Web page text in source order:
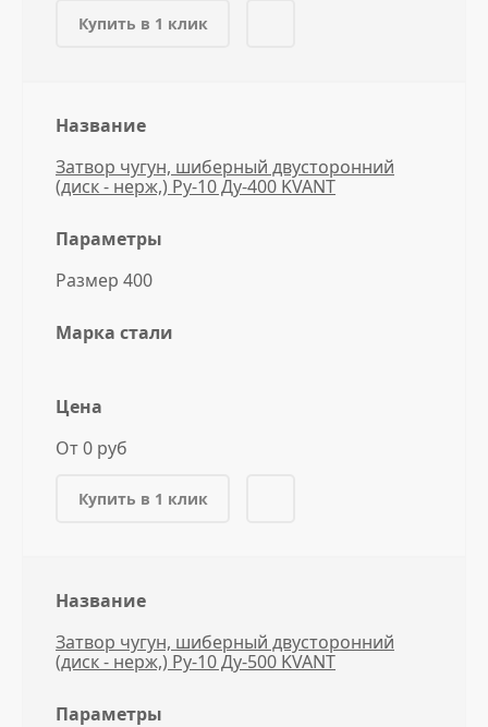
Купить в 1 клик
Название
Затвор чугун, шиберный двусторонний
(диск - нерж,) Ру-10 Ду-400 KVANT
Параметры
Размер 400
Марка стали
Цена
От 0 руб
Купить в 1 клик
Название
Затвор чугун, шиберный двусторонний
(диск - нерж,) Ру-10 Ду-500 KVANT
Параметры